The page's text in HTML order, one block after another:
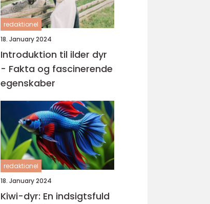
redaktionel
18. January 2024
Introduktion til ilder dyr
- Fakta og fascinerende
egenskaber
redaktionel
18. January 2024
Kiwi-dyr: En indsigtsfuld